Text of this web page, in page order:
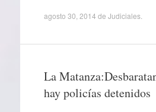
agosto 30, 2014 de Judiciales.
La
hay policías detenidos